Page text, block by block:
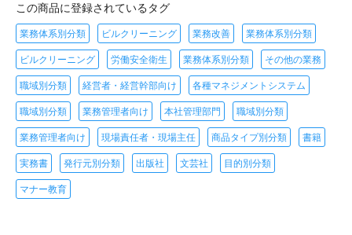
この商品に登録されているタグ
業務体系別分類 ビルクリーニング 業務改善 業務体系別分類
ビルクリーニング 労働安全衛生 業務体系別分類 その他の業務
職域別分類 経営者・経営幹部向け 各種マネジメントシステム
職域別分類 業務管理者向け 本社管理部門 職域別分類
業務管理者向け 現場責任者・現場主任 商品タイプ別分類 書籍
実務書 発行元別分類 出版社 文芸社 目的別分類
マナー教育